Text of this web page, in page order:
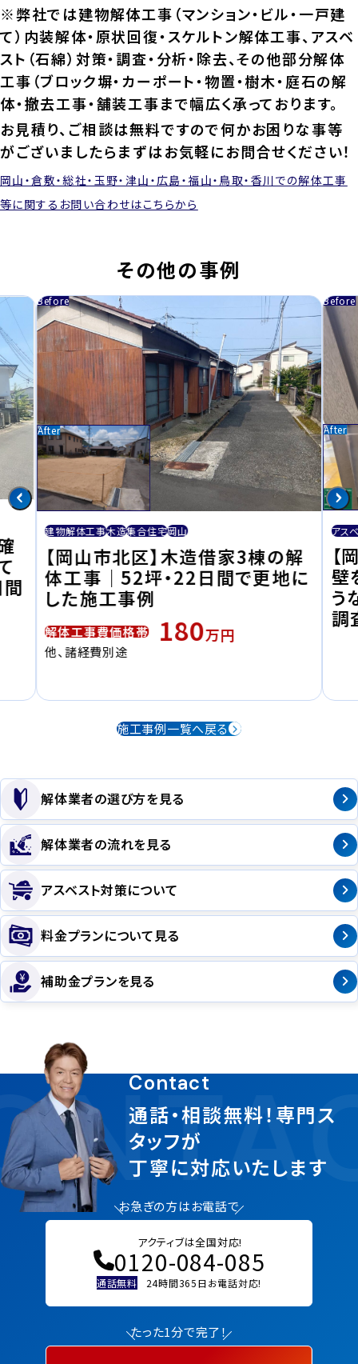
※弊社では建物解体工事（マンション・ビル・一戸建
て）内装解体・原状回復・スケルトン解体工事、アスベ
スト（石綿）対策・調査・分析・除去、その他部分解体
工事（ブロック塀・カーポート・物置・樹木・庭石の解
体・撤去工事・舗装工事まで幅広く承っております。
お見積り、ご相談は無料ですので何かお困りな事等
がございましたらまずはお気軽にお問合せください！
岡山・倉敷・総社・玉野・津山・広島・福山・鳥取・香川での解体工事
等に関するお問い合わせはこちらから
その他の事例
建物解体工事木造集合住宅岡山
【岡山市北区】木造借家3棟の解
体工事｜52坪・22日間で更地に
した施工事例
解体工事費価格帯 180万円
他、諸経費別途
アス
【
壁
う
調
施工事例一覧へ戻る
解体業者の選び方を見る
解体業者の流れを見る
アスベスト対策について
料金プランについて見る
補助金プランを見る
Contact
通話・相談無料！専門ス
タッフが
丁寧に対応いたします
お急ぎの方はお電話で
アクティブは全国対応!
0120-084-085
通話無料 24時間365日お電話対応!
たった1分で完了！